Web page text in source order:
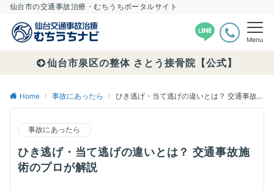
仙台市の交通事故治療・むちうちポータルサイト
Menu
仙台市泉区の整体 さとう接骨院【公式】
Home 事故にあったら ひき逃げ・当て逃げの違いとは？ 交通事故施術のプロが解説
事故にあったら
ひき逃げ・当て逃げの違いとは？ 交通事故施
術のプロが解説